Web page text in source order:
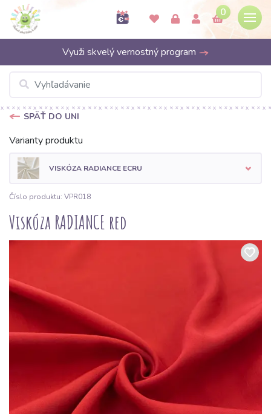
0
Využi skvelý vernostný program
SPÄŤ DO UNI
Varianty produktu
VISKÓZA RADIANCE ECRU
Číslo produktu: VPR018
Viskóza RADIANCE red